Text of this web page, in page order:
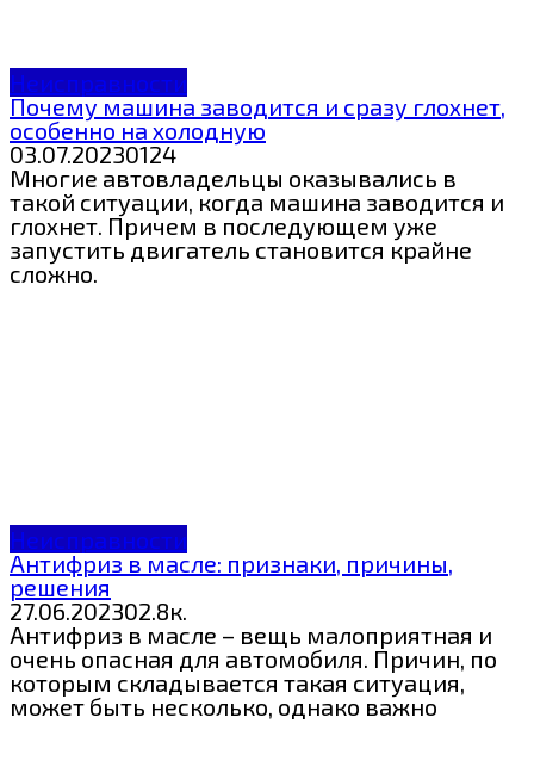
Неисправности
Почему машина заводится и сразу глохнет,
особенно на холодную
03.07.20230124
Многие автовладельцы оказывались в
такой ситуации, когда машина заводится и
глохнет. Причем в последующем уже
запустить двигатель становится крайне
сложно.
Неисправности
Антифриз в масле: признаки, причины,
решения
27.06.202302.8к.
Антифриз в масле – вещь малоприятная и
очень опасная для автомобиля. Причин, по
которым складывается такая ситуация,
может быть несколько, однако важно